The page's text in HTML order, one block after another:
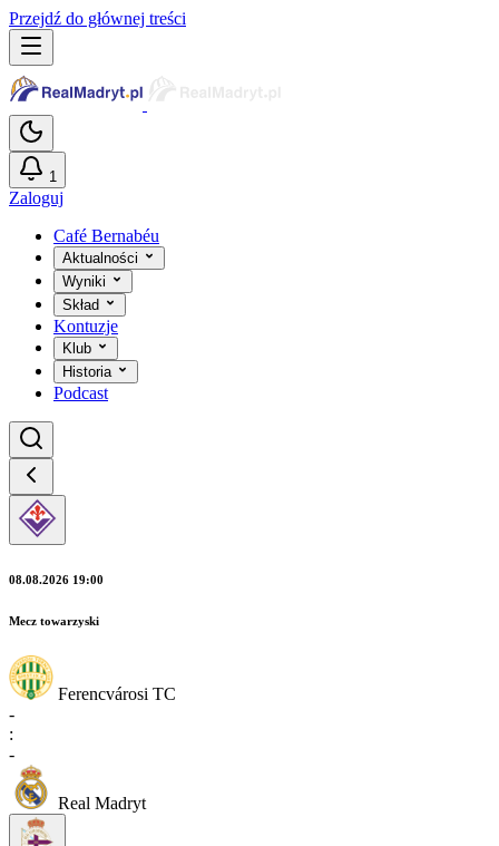
Przejdź do głównej treści
1
Zaloguj
Café Bernabéu
Aktualności
Wyniki
Skład
Kontuzje
Klub
Historia
Podcast
08.08.2026 19:00
Mecz towarzyski
Ferencvárosi TC
-
:
-
Real Madryt